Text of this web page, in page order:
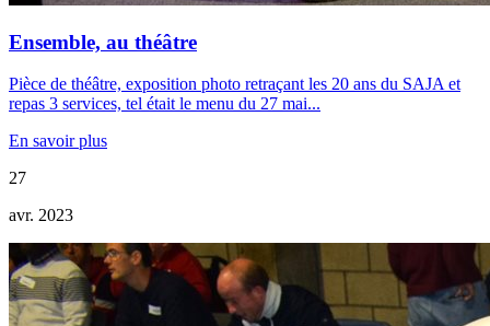
Ensemble, au théâtre
Pièce de théâtre, exposition photo retraçant les 20 ans du SAJA et
repas 3 services, tel était le menu du 27 mai...
En savoir plus
27
avr. 2023